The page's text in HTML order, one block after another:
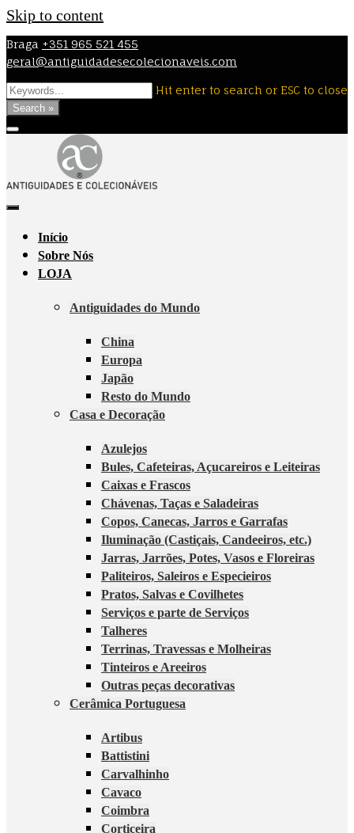
Skip to content
Braga +351 965 521 455
geral@antiguidadesecolecionaveis.com
Hit enter to search or ESC to close
Search »
Início
Sobre Nós
LOJA
Antiguidades do Mundo
China
Europa
Japão
Resto do Mundo
Casa e Decoração
Azulejos
Bules, Cafeteiras, Açucareiros e Leiteiras
Caixas e Frascos
Chávenas, Taças e Saladeiras
Copos, Canecas, Jarros e Garrafas
Iluminação (Castiçais, Candeeiros, etc.)
Jarras, Jarrões, Potes, Vasos e Floreiras
Paliteiros, Saleiros e Especieiros
Pratos, Salvas e Covilhetes
Serviços e parte de Serviços
Talheres
Terrinas, Travessas e Molheiras
Tinteiros e Areeiros
Outras peças decorativas
Cerâmica Portuguesa
Artibus
Battistini
Carvalhinho
Cavaco
Coimbra
Corticeira